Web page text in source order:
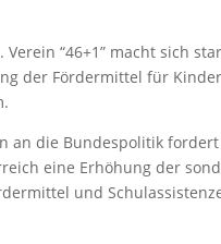
Verein “46+1” macht sich
der Förder­mittel für
an die Bundes­po­litik fordert
eine Erhöhung der
und